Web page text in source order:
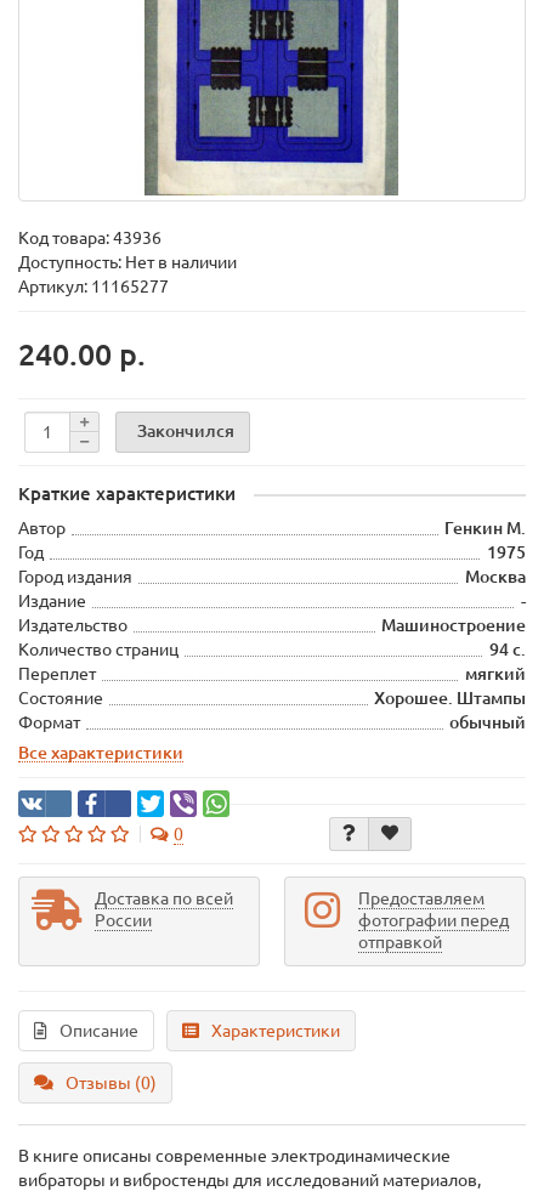
Код товара:43936
Доступность: Нет в наличии
Артикул: 11165277
240.00 р.
Закончился
Краткие характеристики
Автор
Генкин М.
Год
1975
Город издания
Москва
Издание
-
Издательство
Машиностроение
Количество страниц
94 с.
Переплет
мягкий
Состояние
Хорошее. Штампы
Формат
обычный
Все характеристики
0
Доставка по всей
России
Предоставляем
фотографии перед
отправкой
Описание Характеристики
Отзывы (0)
В книге описаны современные электродинамические
вибраторы и вибростенды для исследований материалов,